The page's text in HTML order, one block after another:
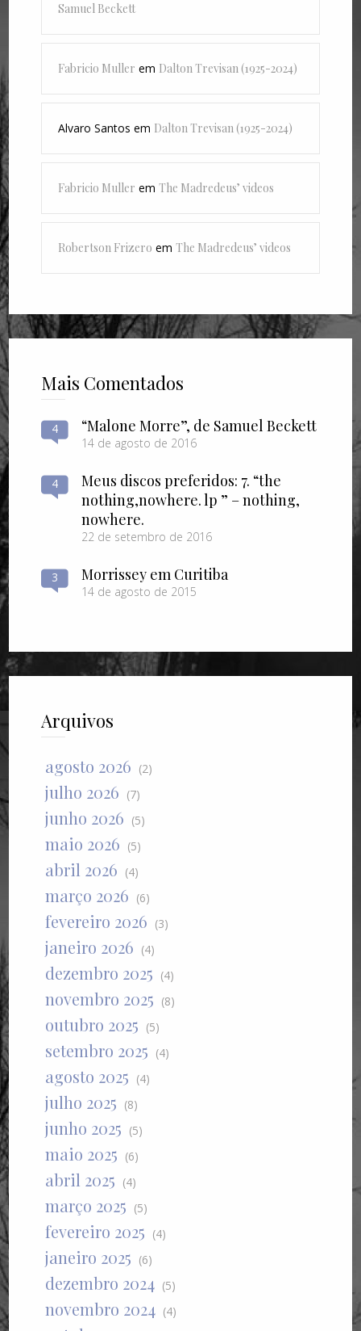
Samuel Beckett
Fabricio Muller em Dalton Trevisan (1925-2024)
Alvaro Santos em Dalton Trevisan (1925-2024)
Fabricio Muller emThe Madredeus’ videos
Robertson Frizero emThe Madredeus’ videos
Mais Comentados
4 “Malone Morre”, de Samuel Beckett
14 de agosto de 2016
4
Meus discos preferidos: 7. “the
nothing​,​nowhere. lp ” – nothing​,​
nowhere.
22 de setembro de 2016
3 Morrissey em Curitiba
14 de agosto de 2015
Arquivos
agosto 2026 (2)
julho 2026 (7)
junho 2026 (5)
maio 2026 (5)
abril 2026 (4)
março 2026 (6)
fevereiro 2026 (3)
janeiro 2026 (4)
dezembro 2025 (4)
novembro 2025 (8)
outubro 2025 (5)
setembro 2025 (4)
agosto 2025 (4)
julho 2025 (8)
junho 2025 (5)
maio 2025 (6)
abril 2025 (4)
março 2025 (5)
fevereiro 2025 (4)
janeiro 2025 (6)
dezembro 2024 (5)
novembro 2024 (4)